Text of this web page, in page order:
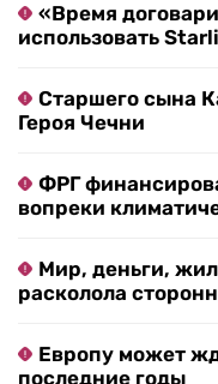
«Время
использовать
Старшего сына
Героя Чечни
ФРГ
вопреки
Мир, деньги,
расколола
Европу может
последние годы